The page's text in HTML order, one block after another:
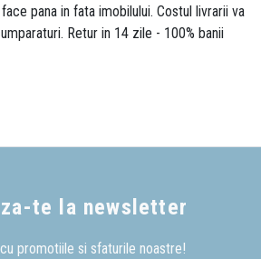
pana in fata imobilului. Costul livrarii va
Retur in 14 zile - 100% banii
te la newsletter
promotiile si sfaturile noastre!